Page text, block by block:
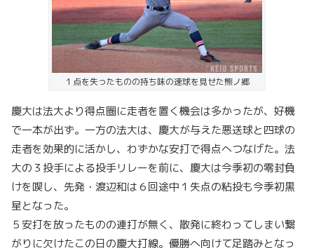
１点を失ったものの持ち味の速球を見せた熊ノ郷
慶大は法大より得点圏に走者を置く機会は多かったが、好機
で一本が出ず。一方の法大は、慶大が与えた悪送球と四球の
走者を効果的に活かし、わずかな安打で得点へつなげた。法
大の３投手による投手リレーを前に、慶大は今季初の零封負
けを喫し、先発・渡辺和は６回途中１失点の粘投も今季初黒
星となった。
５安打を放ったものの連打が無く、散発に終わってしまい繋
がりに欠けたこの日の慶大打線。優勝へ向けて足踏みとなっ